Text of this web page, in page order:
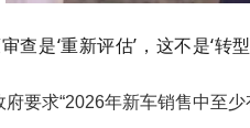
查是‘重新评估’，这不是‘转
府要求“2026年新车销售中至